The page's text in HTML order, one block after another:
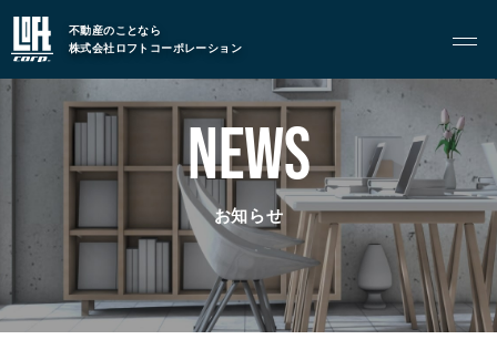
不動産のことなら
株式会社ロフトコーポレーション
GARAGE APART
G BASE
G CRAFT
ABOUT 私たちについて
- スタッフ紹介
NEWS
お知らせ